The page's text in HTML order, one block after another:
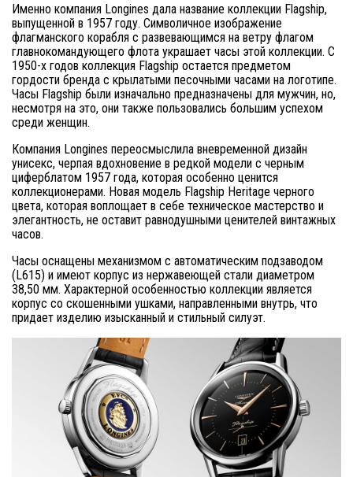
Именно компания Longines дала название коллекции Flagship,
выпущенной в 1957 году. Символичное изображение
флагманского корабля с развевающимся на ветру флагом
главнокомандующего флота украшает часы этой коллекции. С
1950-х годов коллекция Flagship остается предметом
гордости бренда с крылатыми песочными часами на логотипе.
Часы Flagship были изначально предназначены для мужчин, но,
несмотря на это, они также пользовались большим успехом
среди женщин.
Компания Longines переосмыслила вневременной дизайн
унисекс, черпая вдохновение в редкой модели с черным
циферблатом 1957 года, которая особенно ценится
коллекционерами. Новая модель Flagship Heritage черного
цвета, которая воплощает в себе техническое мастерство и
элегантность, не оставит равнодушными ценителей винтажных
часов.
Часы оснащены механизмом с автоматическим подзаводом
(L615) и имеют корпус из нержавеющей стали диаметром
38,50 мм. Характерной особенностью коллекции является
корпус со скошенными ушками, направленными внутрь, что
придает изделию изысканный и стильный силуэт.